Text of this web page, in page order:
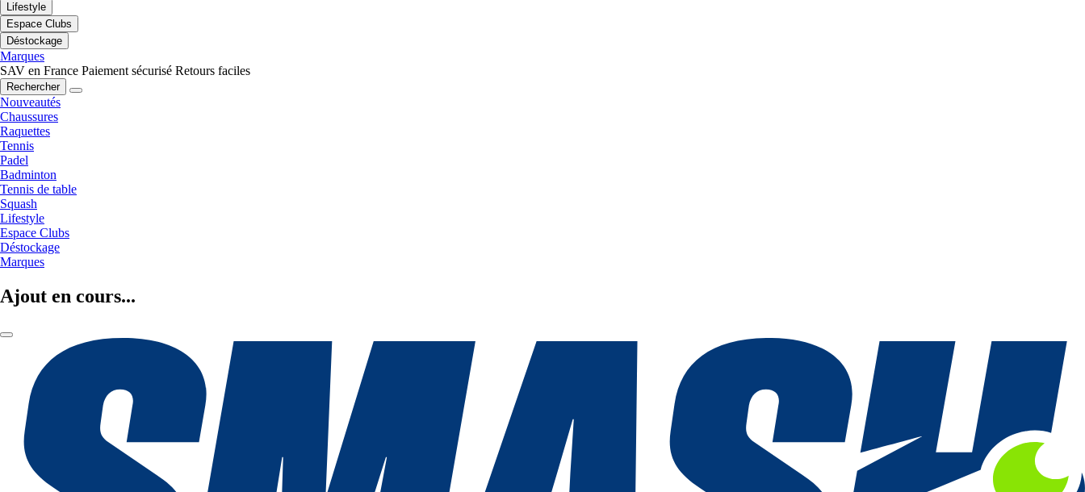
Lifestyle
Espace Clubs
Déstockage
Marques
SAV en France Paiement sécurisé Retours faciles
Rechercher
Nouveautés
Chaussures
Raquettes
Tennis
Padel
Badminton
Tennis de table
Squash
Lifestyle
Espace Clubs
Déstockage
Marques
Ajout en cours...